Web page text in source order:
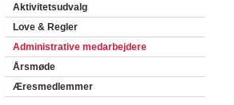
Aktivitetsudvalg
Love & Regler
Administrative medarbejdere
Årsmøde
Æresmedlemmer